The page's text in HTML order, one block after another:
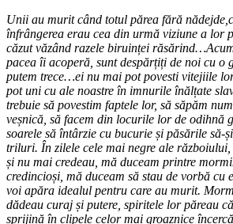
Unii au murit când totul părea fără
înfrângerea erau cea din urmă viziune a lor
căzut văzând razele biruinței
pacea îi acoperă, sunt despărțiți de noi cu o
putem trece…ei nu mai pot povesti vitejiile
pot uni cu ale noastre în imnurile înălțate
trebuie să povestim faptele lor, să săpăm
veșnică, să facem din locurile lor de odihnă
soarele să întârzie cu bucurie și păsările să-
triluri. În zilele cele mai negre ale
și nu mai credeau, mă duceam printre
credincioși, mă duceam să stau de vorbă cu
voi apăra idealul pentru care au murit.
dădeau curaj și putere, spiritele lor păreau
sprijină în clipele celor mai groaznice